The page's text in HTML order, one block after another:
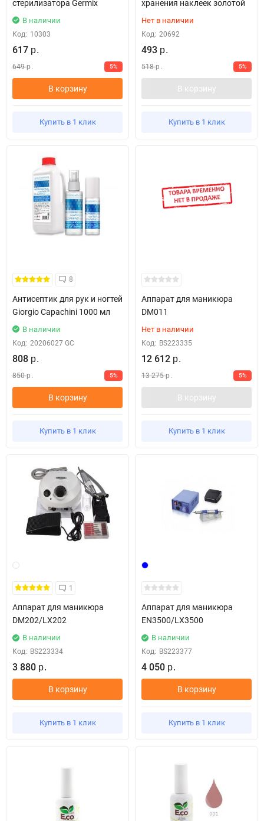
стерилизатора Germix
В наличии
Код: 10303
617 р.
649 р. 5%
В корзину
Купить в 1 клик
хранения наклеек золотой
Нет в наличии
Код: 20692
493 р.
518 р. 5%
В корзину
Купить в 1 клик
8
Антисептик для рук и ногтей
Giorgio Capachini 1000 мл
В наличии
Код: 20206027 GC
808 р.
850р. 5%
В корзину
Купить в 1 клик
Аппарат для маникюра
DM011
Нет в наличии
Код: BS223335
12 612 р.
13 275р. 5%
В корзину
Купить в 1 клик
1
Аппарат для маникюра
DM202/LX202
В наличии
Код: BS223334
3 880 р.
В корзину
Купить в 1 клик
Аппарат для маникюра
EN3500/LX3500
В наличии
Код: BS223377
4 050 р.
В корзину
Купить в 1 клик